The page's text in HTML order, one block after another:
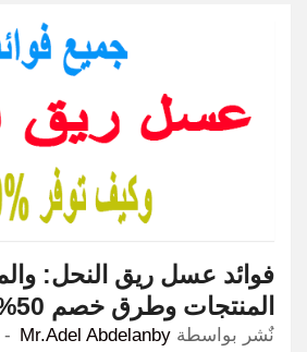
فوائد عسل ريق النحل:
المنتجات وطرق خصم 50%
نٌشر بواسطة Mr.Adel Abdelanby